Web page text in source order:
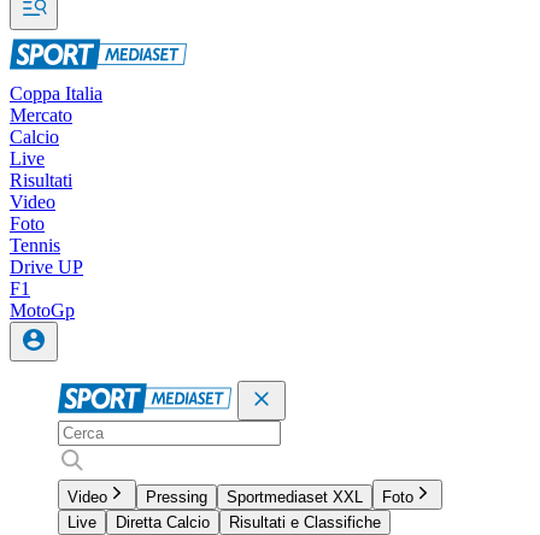
Coppa Italia
Mercato
Calcio
Live
Risultati
Video
Foto
Tennis
Drive UP
F1
MotoGp
Video Pressing Sportmediaset XXL
Foto
Live
Diretta Calcio
Risultati e Classifiche